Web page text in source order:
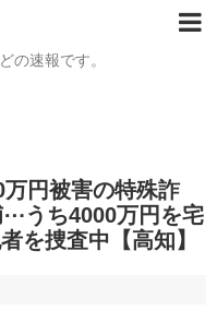
の速報です。
円被害の特殊詐
⋯うち4000万円を宅
を捜査中【高知】